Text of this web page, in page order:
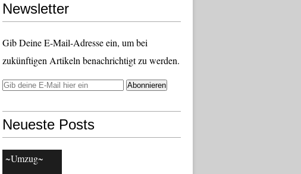
Newsletter
Gib Deine E-Mail-Adresse ein, um bei
zukünftigen Artikeln benachrichtigt zu werden.
Neueste Posts
~Umzug~